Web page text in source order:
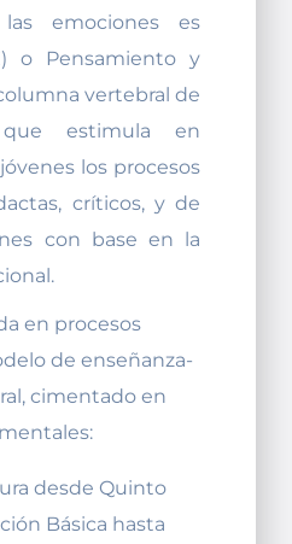
emociones es
o Pensamiento y
vertebral de
estimula en
los procesos
críticos, y de
con base en la
en procesos
de enseñanza-
cimentado en
desde Quinto
Básica hasta